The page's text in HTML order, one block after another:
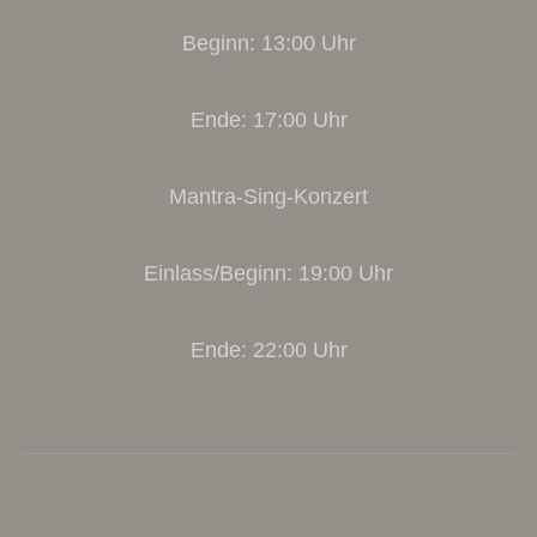
Beginn: 13:00 Uhr
Ende: 17:00 Uhr
Mantra-Sing-Konzert
Einlass/Beginn: 19:00 Uhr
Ende: 22:00 Uhr